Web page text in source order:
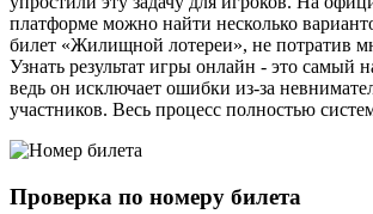
платформе можно найти несколько
билет «Жилищной лотереи», не потратив
Узнать результат игры онлайн - это самый
ведь он исключает ошибки из-за
участников. Весь процесс полностью
Проверка по номеру билета